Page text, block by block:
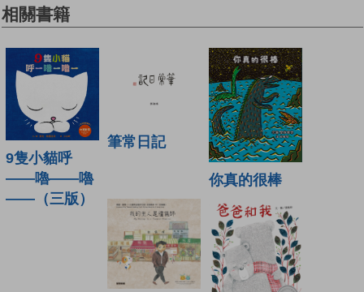
相關書籍
9隻小貓呼
——嚕——嚕
——（三版）
筆常日記
你真的很棒